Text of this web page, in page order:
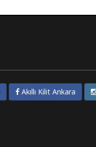
Akıllı Kilit Ankara